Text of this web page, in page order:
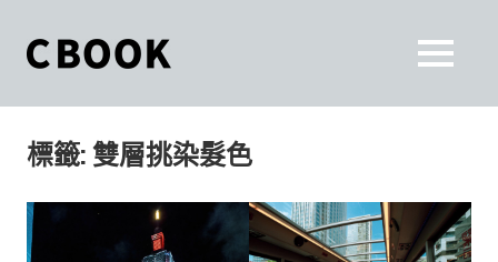
content
和
你
一
World.」
是
一
本
MENU
標籤:雙層挑染髮色